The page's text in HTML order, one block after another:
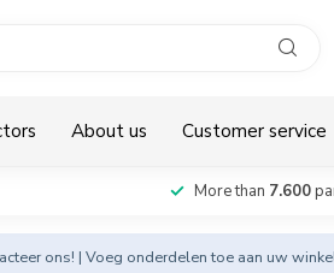
About us Customer service
More than 7.600
ons! | Voeg onderdelen toe aan uw